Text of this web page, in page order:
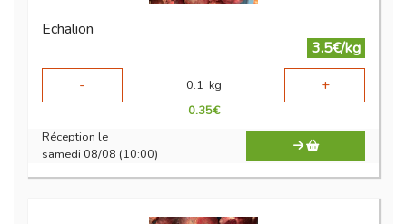
Echalion
3.5€/kg
-
0.1 kg +
0.35€
Réception le
samedi 08/08 (10:00)